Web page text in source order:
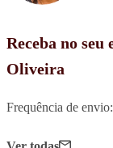
Receba no
Oliveira
Frequência de envio: